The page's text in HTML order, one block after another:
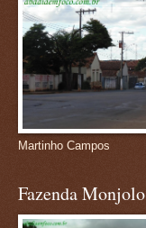
Martinho Campos
Fazenda Monjolo